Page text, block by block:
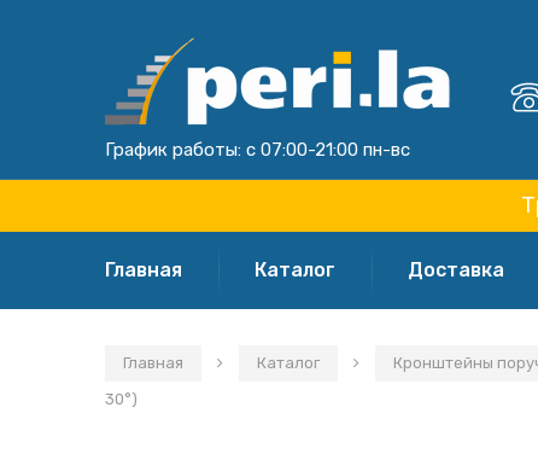
График работы: с 07:00-21:00 пн-вс
Главная Каталог Доставка
Главная Каталог Кронштейны
30°)